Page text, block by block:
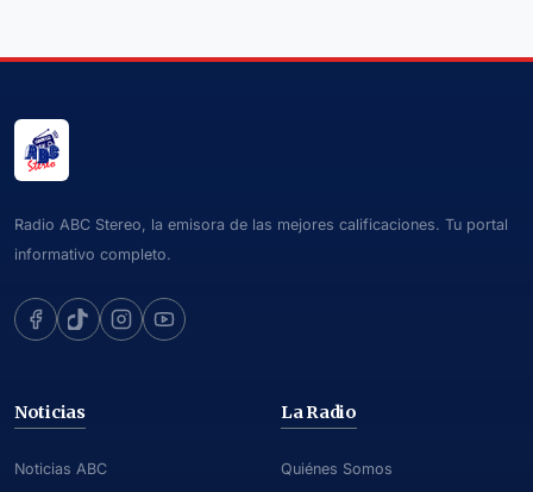
Radio ABC Stereo, la emisora de las mejores calificaciones. Tu portal
informativo completo.
Noticias
Noticias ABC
La Radio
Quiénes Somos